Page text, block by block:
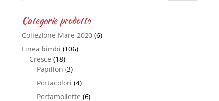
Categorie prodotto
Collezione Mare 2020 (6)
Linea bimbi (106)
Cresce (18)
Papillon (3)
Portacolori (4)
Portamollette (6)